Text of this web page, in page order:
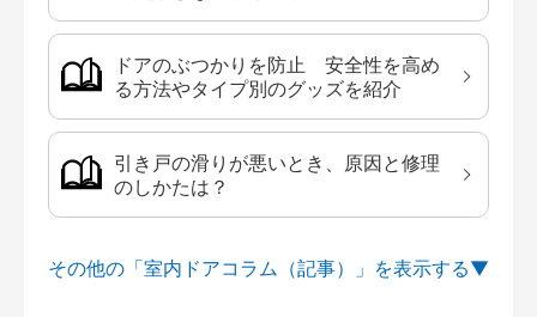
ドアのぶつかりを防止 安全性を高め
る方法やタイプ別のグッズを紹介
引き戸の滑りが悪いとき、原因と修理
のしかたは？
その他の「室内ドアコラム（記事）」を